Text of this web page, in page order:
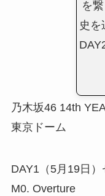
乃木坂46 14th
東京ドーム
DAY1（5月19日）
M0. Overture